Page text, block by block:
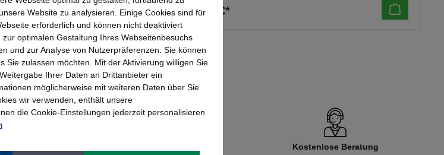
Details 3,63 €*
Kostenlose Beratung
Website zu analysieren. Einige Cookies sind für
erforderlich und können nicht deaktiviert
optimalen Gestaltung Ihres Webseitenbesuchs
und zur Analyse von Nutzerpräferenzen. Sie können
Sie zulassen möchten. Mit der Aktivierung willigen Sie
Ihrer Daten an Drittanbieter ein
möglicherweise mit weiteren Daten über Sie
wir verwenden, enthält unsere
die Cookie-Einstellungen jederzeit personalisieren